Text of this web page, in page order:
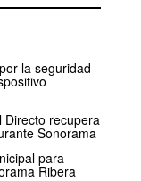
la seguridad
recupera
Sonorama
para
Ribera